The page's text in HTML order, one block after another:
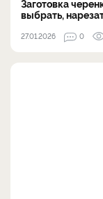
Заготовка
выбрать,
27.01.2026 0